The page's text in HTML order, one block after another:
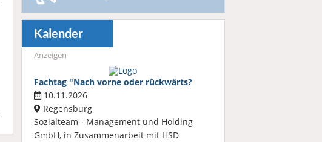
Kalender
Anzeigen
Fachtag "Nach vorne oder rückwärts?
10.11.2026
Regensburg
Sozialteam - Management und Holding
GmbH, in Zusammenarbeit mit HSD